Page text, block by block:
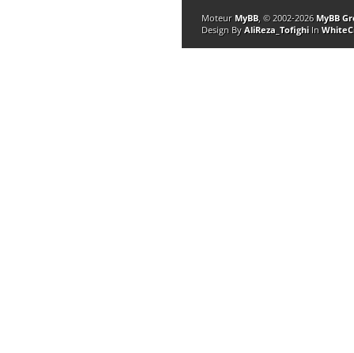
Moteur MyBB, © 2002-2026 MyBB
Design By AliReza_TofighiIn